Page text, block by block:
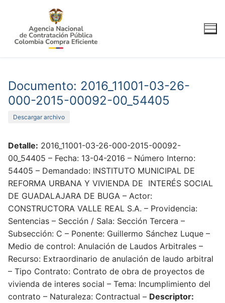
contenido
Documento: 2016_11001-03-26-
000-2015-00092-00_54405
Descargar archivo
Detalle: 2016_11001-03-26-000-2015-00092-
00_54405 – Fecha: 13-04-2016 – Número Interno:
54405 – Demandado: INSTITUTO MUNICIPAL DE
REFORMA URBANA Y VIVIENDA DE INTERÉS SOCIAL
DE GUADALAJARA DE BUGA – Actor:
CONSTRUCTORA VALLE REAL S.A. – Providencia:
Sentencias – Sección / Sala: Sección Tercera –
Subsección: C – Ponente: Guillermo Sánchez Luque –
Medio de control: Anulación de Laudos Arbitrales –
Recurso: Extraordinario de anulación de laudo arbitral
– Tipo Contrato: Contrato de obra de proyectos de
vivienda de interes social – Tema: Incumplimiento del
contrato – Naturaleza: Contractual – Descriptor: